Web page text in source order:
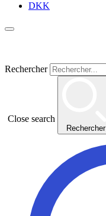
DKK
Rechercher
Close search
Rechercher